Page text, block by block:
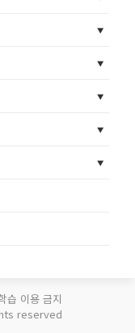
습 이용 금지
reserved